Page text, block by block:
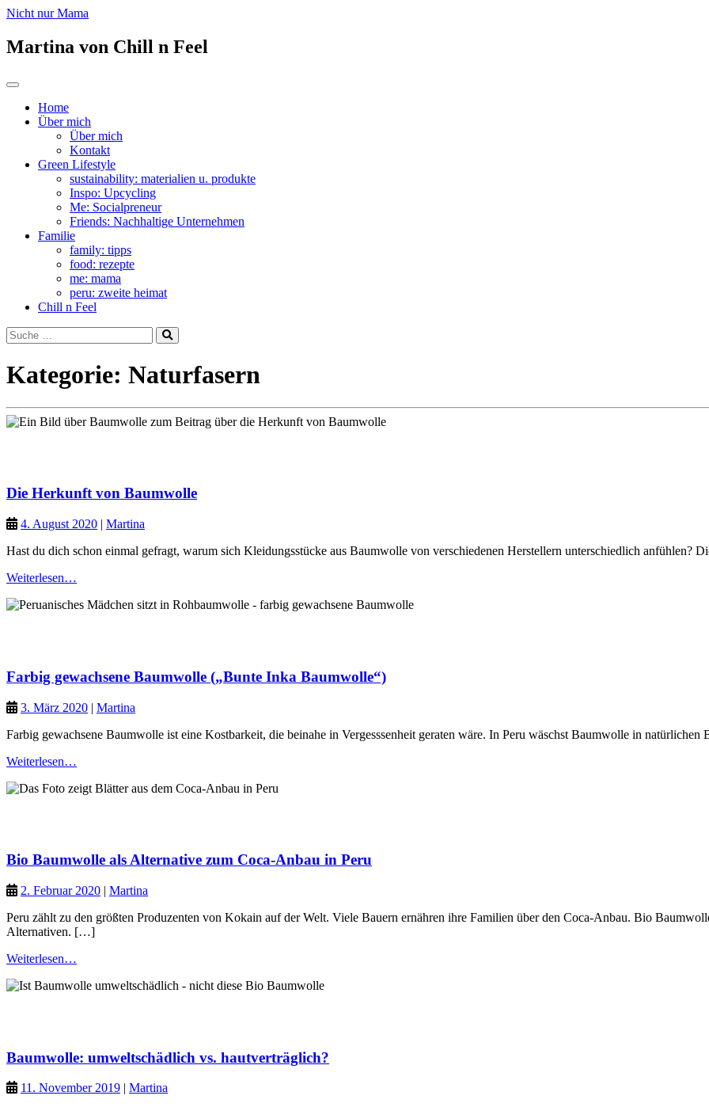
Nicht nur Mama
Martina von Chill n Feel
Zum
springen
Toggle
navigationHome
Über mich
Über mich
Kontakt
Green Lifestyle
sustainability: materialien u. produkte
Inspo: Upcycling
Me: Socialpreneur
Friends: Nachhaltige Unternehmen
Familie
family: tipps
food: rezepte
me: mama
peru: zweite heimat
Chill n Feel
Kategorie: Naturfasern
Die Herkunft von Baumwolle
4. August 2020 | Martina
Hast du dich schon einmal gefragt, warum sich Kleidungsstücke aus Baumwolle von verschiedenen Herstellern unterschiedlich
Weiterlesen…
Farbig gewachsene Baumwolle („Bunte Inka Baumwolle“)
3. März 2020 | Martina
Farbig gewachsene Baumwolle ist eine Kostbarkeit, die beinahe in Vergesssenheit geraten wäre. In Peru wäschst Baumwolle in
Weiterlesen…
Bio Baumwolle als Alternative zum Coca-Anbau in Peru
2. Februar 2020 | Martina
Peru zählt zu den größten Produzenten von Kokain auf der Welt. Viele Bauern ernähren ihre Familien über den Coca-Anbau. Bio
Alternativen. […]
Weiterlesen…
Baumwolle: umweltschädlich vs. hautverträglich?
11. November 2019 | Martina